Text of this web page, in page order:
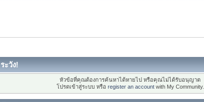
ระวัง!
หัวข้อที่คุณต้องการค้นหาได้หายไป หรือคุณไม่ได้รับอนุญาต
โปรดเข้าสู่ระบบ หรือ register an accountwith My Community.